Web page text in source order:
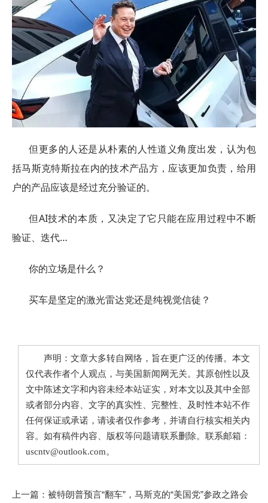
但更多的人还是从朴素的人性道义角度出发，认为包
括马斯克特斯拉在内的技术产品方，应该更加负责，给用
户的产品应该是经过充分验证的。
但AI技术的本质，又决定了它只能在应用过程中不断
验证、迭代…
你的立场是什么？
买车是坚定的激光雷达党还是纯视觉信徒？
声明：文章大多转自网络，旨在更广泛的传播。本文
仅代表作者个人观点，与美国新闻网无关。其原创性以及
文中陈述文字和内容未经本站证实，对本文以及其中全部
或者部分内容、文字的真实性、完整性、及时性本站不作
任何保证或承诺，请读者仅作参考，并请自行核实相关内
容。如有稿件内容、版权等问题请联系删除。联系邮箱：
uscntv@outlook.com。
上一篇： 被特朗普预言“翻车”，马斯克的“美国党”参政之路会